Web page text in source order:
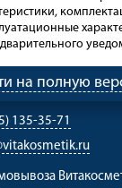
на полную
135-35-71